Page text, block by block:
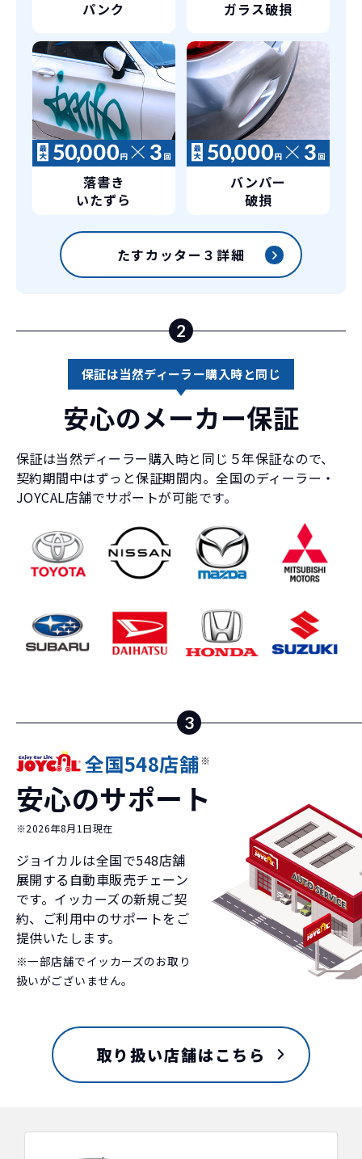
パンク ガラス破損
落書き
いたずら
バンパー
破損
たすカッター３詳細
2
保証は当然ディーラー購入時と同じ
安心のメーカー保証
保証は当然ディーラー購入時と同じ５年保証なので、
契約期間中はずっと保証期間内。全国のディーラー・
JOYCAL店舗でサポートが可能です。
3
全国548店舗※
安心のサポート
※2026年8月1日現在
ジョイカルは全国で548店舗
展開する自動車販売チェーン
です。イッカーズの新規ご契
約、ご利用中のサポートをご
提供いたします。
※一部店舗でイッカーズのお取り
扱いがございません。
取り扱い店舗はこちら